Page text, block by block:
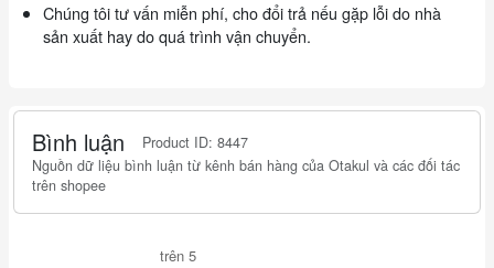
Chúng tôi tư vấn miễn phí, cho đổi trả nếu gặp lỗi do nhà
sản xuất hay do quá trình vận chuyển.
Bình luận
Product ID: 8447
Nguồn dữ liệu bình luận từ kênh bán hàng của Otakul và các đối tác
trên shopee
trên 5